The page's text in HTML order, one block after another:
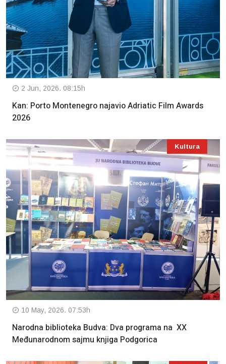
2 Jun, 2026. 08:15h
Kan: Porto Montenegro najavio Adriatic Film Awards
2026
Kultura
10 May, 2026. 07:53h
Narodna biblioteka Budva: Dva programa na XX
Međunarodnom sajmu knjiga Podgorica